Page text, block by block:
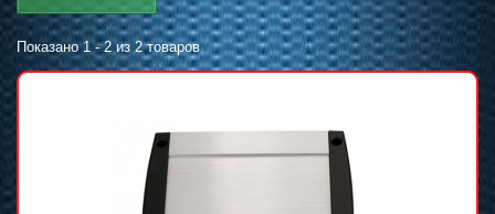
Показано 1 - 2 из 2 товаров